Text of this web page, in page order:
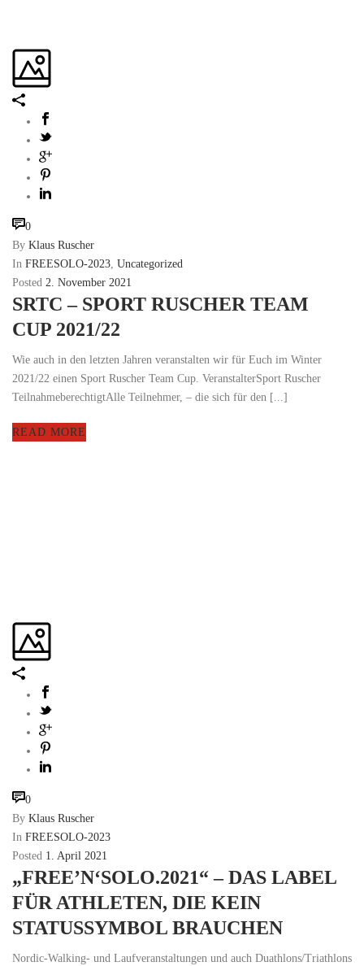
0
By Klaus Ruscher
In FREESOLO-2023 Uncategorized
Posted 2. November 2021
SRTC – SPORT RUSCHER TEAM
CUP 2021/22
Wie auch in den letzten Jahren veranstalten wir für Euch im Winter
2021/22 einen Sport Ruscher Team Cup. VeranstalterSport Ruscher
TeilnahmeberechtigtAlle Teilnehmer, – die sich für den [...]
READ MORE
0
By Klaus Ruscher
In FREESOLO-2023
Posted 1. April 2021
„FREE’N‘SOLO.2021“ – DAS LABEL
FÜR ATHLETEN, DIE KEIN
STATUSSYMBOL BRAUCHEN
Nordic-Walking- und Laufveranstaltungen und auch Duathlons/Triathlons